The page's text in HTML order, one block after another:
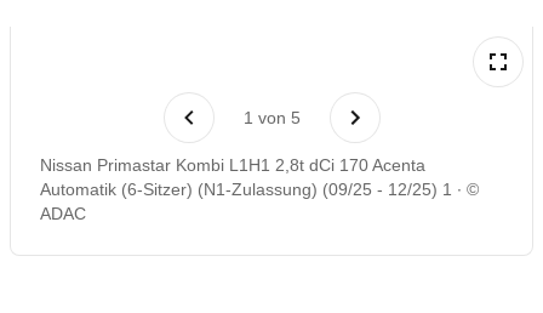
1 von 5
Nissan Primastar Kombi L1H1 2,8t dCi 170 Acenta
Automatik (6-Sitzer) (N1-Zulassung) (09/25 - 12/25) 1
©
ADAC